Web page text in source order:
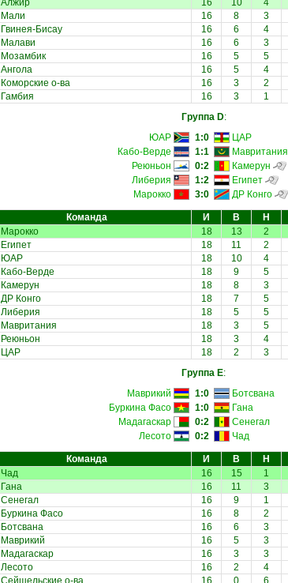
Алжир 16 10 4
Мали 16 8 3
Гвинея-Бисау 16 6 4
Малави 16 6 3
Мозамбик 16 5 5
Ангола 16 5 4
Коморские о-ва 16 3 2
Гамбия 16 3 1
Группа D:
ЮАР
1:0 ЦАР
Кабо-Верде 1:1 Мавритания
Реюньон 0:2
Камерун
Либерия
1:2 Египет
Марокко 3:0 ДР Конго
Команда И В Н
Марокко 18 13 2
Египет 18 11 2
ЮАР 18 10 4
Кабо-Верде 18 9 5
Камерун 18 8 3
ДР Конго 18 7 5
Либерия 18 5 5
Мавритания 18 3 5
Реюньон 18 3 4
ЦАР 18 2 3
Группа E:
Маврикий
1:0
Ботсвана
Буркина Фасо
1:0
Гана
Мадагаскар
0:2
Сенегал
Лесото
0:2 Чад
Команда И В Н
Чад 16 15 1
Гана 16 11 3
Сенегал 16 9 1
Буркина Фасо 16 8 2
Ботсвана 16 6 3
Маврикий 16 5 3
Мадагаскар 16 3 3
Лесото 16 2 4
Сейшельские о-ва 16 0 6